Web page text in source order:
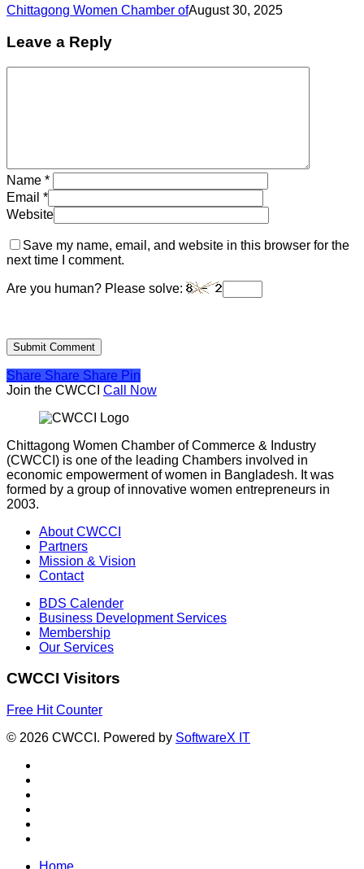
CWCCI
Project,
Chittagong Women Chamber ofAugust 30, 2025
Leave a Reply
Name *
Email *
Website
Save my name, email, and website in this browser for the
next time I comment.
Are you human? Please solve:
Share Share Share Pin
Join the CWCCI Call Now
Chittagong Women Chamber of Commerce & Industry
(CWCCI) is one of the leading Chambers involved in
economic empowerment of women in Bangladesh. It was
formed by a group of innovative women entrepreneurs in
2003.
About CWCCI
Partners
Mission & Vision
Contact
BDS Calender
Business Development Services
Membership
Our Services
CWCCI Visitors
Free Hit Counter
© 2026 CWCCI. Powered by SoftwareX IT
Close Home